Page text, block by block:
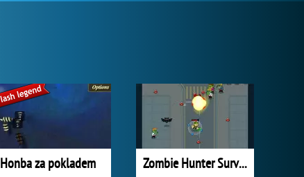
Honba za pokladem Zombie Hunter Survival